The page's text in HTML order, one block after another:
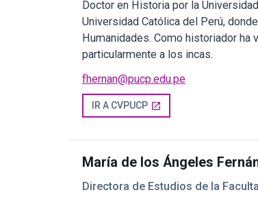
Doctor en Historia por la
Universidad Católica del Perú,
Humanidades. Como historiador
particularmente a los incas.
fhernan@pucp.edu.pe
IR A CVPUCP open_in_new
María de los Ángeles
Directora de Estudios de la